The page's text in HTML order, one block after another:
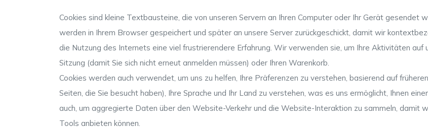
Cookies sind kleine Textbausteine, die von unseren Servern an Ihren Computer oder Ihr Gerät gesendet
werden in Ihrem Browser gespeichert und später an unsere Server zurückgeschickt, damit wir
die Nutzung des Internets eine viel frustrierendere Erfahrung. Wir verwenden sie, um Ihre Aktivitäten
Sitzung (damit Sie sich nicht erneut anmelden müssen) oder Ihren Warenkorb.
Cookies werden auch verwendet, um uns zu helfen, Ihre Präferenzen zu verstehen, basierend auf
Seiten, die Sie besucht haben), Ihre Sprache und Ihr Land zu verstehen, was es uns ermöglicht, Ihnen
auch, um aggregierte Daten über den Website-Verkehr und die Website-Interaktion zu sammeln, damit
Tools anbieten können.